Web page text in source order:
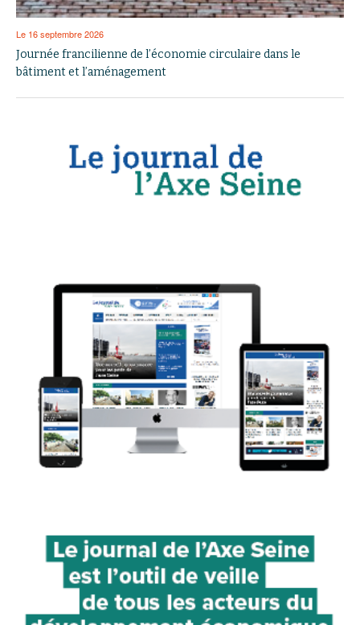
Le 16 septembre 2026
Journée francilienne de l’économie circulaire dans le
bâtiment et l’aménagement